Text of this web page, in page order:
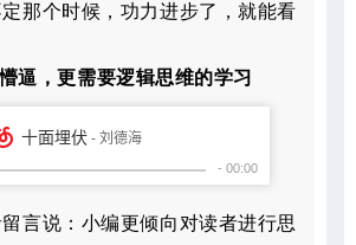
那个时候，功力进步了，就能看
逼，更需要逻辑思维的学习
言说：小编更倾向对读者进行思